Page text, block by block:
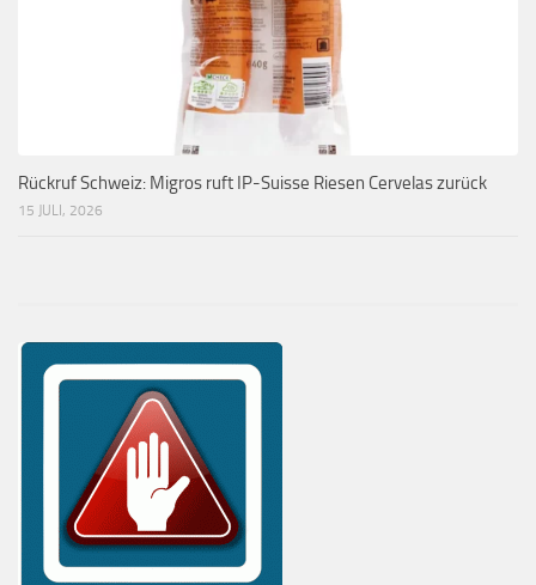
Rückruf Schweiz: Migros ruft IP-Suisse Riesen Cervelas zurück
15 JULI, 2026